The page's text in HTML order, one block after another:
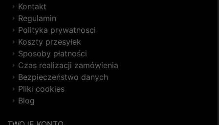
Kontakt
Regulamin
Polityka prywatnosci
Koszty przesyłek
Sposoby płatności
Czas realizacji zamówienia
Bezpieczeństwo danych
Pliki cookies
Blog